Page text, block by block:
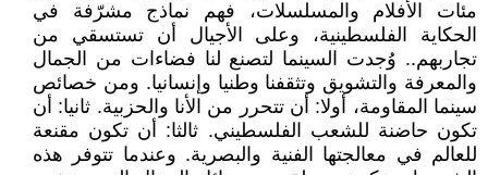
مئات الأفلام والمسلسلات، فهم نماذج مشرّفة في
الحكاية الفلسطينية، وعلى الأجيال أن تستسقي من
تجاربهم.. وُجدت السينما لتصنع لنا فضاءات من الجمال
والمعرفة والتشويق وتثقفنا وطنيا وإنسانيا. ومن خصائص
سينما المقاومة، أولا: أن تتحرر من الأنا والحزبية. ثانيا: أن
تكون حاضنة للشعب الفلسطيني. ثالثا: أن تكون مقنعة
للعالم في معالجتها الفنية والبصرية. وعندما تتوفر هذه